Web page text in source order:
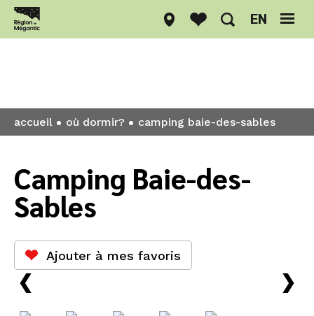
EN
accueil où dormir? camping baie-des-sables
Camping Baie-des-
Sables
Ajouter à mes favoris
› ›